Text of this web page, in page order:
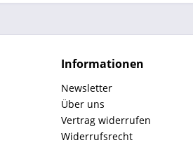
Informationen
Newsletter
Über uns
Vertrag widerrufen
Widerrufsrecht